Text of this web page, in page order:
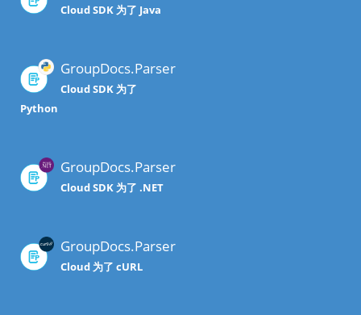
Cloud SDK 为了 Java
GroupDocs.Parser
Cloud SDK 为了
Python
GroupDocs.Parser
Cloud SDK 为了 .NET
GroupDocs.Parser
Cloud 为了 cURL